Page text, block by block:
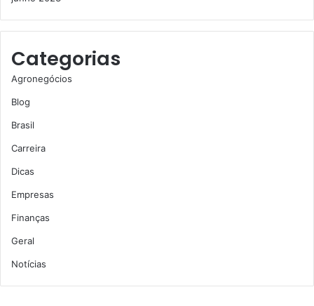
Categorias
Agronegócios
Blog
Brasil
Carreira
Dicas
Empresas
Finanças
Geral
Notícias